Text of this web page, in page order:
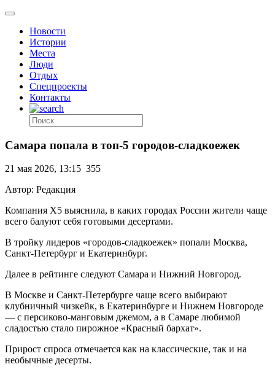
Новости
Истории
Места
Люди
Отдых
Спецпроекты
Контакты
Самара попала в топ-5 городов-сладкоежек
21 мая 2026, 13:15 355
Автор: Редакция
Компания X5 выяснила, в каких городах России жители чаще
всего балуют себя готовыми десертами.
В тройку лидеров «городов-сладкоежек» попали Москва,
Санкт-Петербург и Екатеринбург.
Далее в рейтинге следуют Самара и Нижний Новгород.
В Москве и Санкт-Петербурге чаще всего выбирают
клубничный чизкейк, в Екатеринбурге и Нижнем Новгороде
— с персиково-манговым джемом, а в Самаре любимой
сладостью стало пирожное «Красный бархат».
Прирост спроса отмечается как на классические, так и на
необычные десерты.